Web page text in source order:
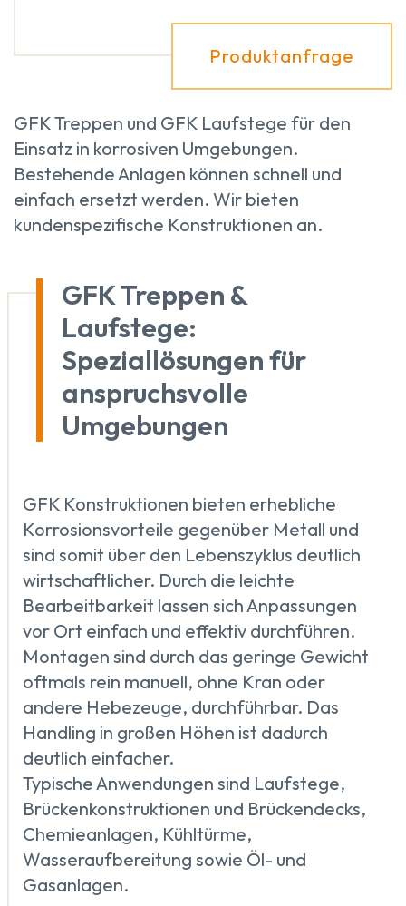
Produktanfrage
GFK Treppen und GFK Laufstege für den
Einsatz in korrosiven Umgebungen.
Bestehende Anlagen können schnell und
einfach ersetzt werden. Wir bieten
kundenspezifische Konstruktionen an.
GFK Treppen &
Laufstege:
Speziallösungen für
anspruchsvolle
Umgebungen
GFK Konstruktionen bieten erhebliche
Korrosionsvorteile gegenüber Metall und
sind somit über den Lebenszyklus deutlich
wirtschaftlicher. Durch die leichte
Bearbeitbarkeit lassen sich Anpassungen
vor Ort einfach und effektiv durchführen.
Montagen sind durch das geringe Gewicht
oftmals rein manuell, ohne Kran oder
andere Hebezeuge, durchführbar. Das
Handling in großen Höhen ist dadurch
deutlich einfacher.
Typische Anwendungen sind Laufstege,
Brückenkonstruktionen und Brückendecks,
Chemieanlagen, Kühltürme,
Wasseraufbereitung sowie Öl- und
Gasanlagen.